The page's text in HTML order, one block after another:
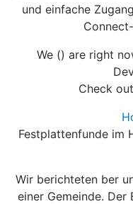
und einfache
We () are right
Check
Festplattenfunde im
Wir berichteten ber
einer Gemeinde. Der